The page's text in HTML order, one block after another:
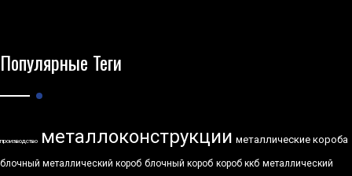
Популярные Теги
производство металлоконструкции металлические короба
блочный металлический короб блочный короб короб ккб металлический